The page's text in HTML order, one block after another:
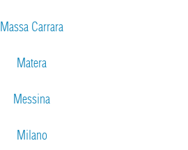
Massa Carrara
Matera
Messina
Milano